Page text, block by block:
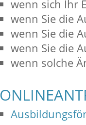
wenn sich Ihr
wenn Sie die
wenn Sie die
wenn Sie die
wenn solche